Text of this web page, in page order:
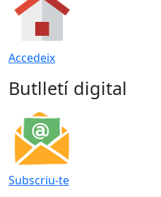
Accedeix
Butlletí digital
Subscriu-te